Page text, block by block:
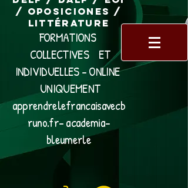
/ Oposiciones /
Littérature
FORMATIONS
COLLECTIVES ET
INDIVIDUELLES - ONLINE
UNIQUEMENT
apprendrelefrancaisavecb
runo.fr- academia-
bleumerle